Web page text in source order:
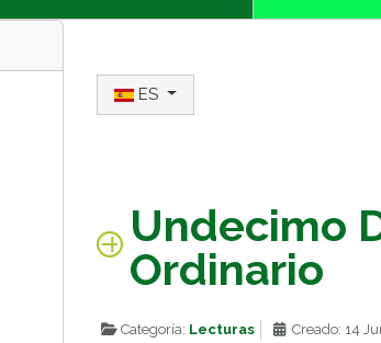
Seleccione su idioma
ES
Undecimo
Ordinario
Categoría: Lecturas Creado: 14